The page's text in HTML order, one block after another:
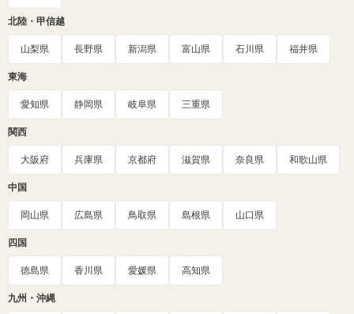
北陸・甲信越
山梨県 長野県 新潟県 富山県 石川県 福井県
東海
愛知県 静岡県 岐阜県 三重県
関西
大阪府 兵庫県 京都府 滋賀県 奈良県 和歌山県
中国
岡山県 広島県 鳥取県 島根県 山口県
四国
徳島県 香川県 愛媛県 高知県
九州・沖縄